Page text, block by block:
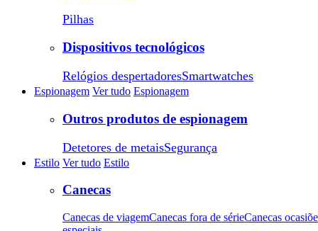
Pilhas
Dispositivos tecnológicos
Relógios despertadoresSmartwatches
Espionagem Ver tudo Espionagem
Outros produtos de espionagem
Detetores de metaisSegurança
Estilo Ver tudo Estilo
Canecas
Canecas de viagemCanecas fora de sérieCanecas